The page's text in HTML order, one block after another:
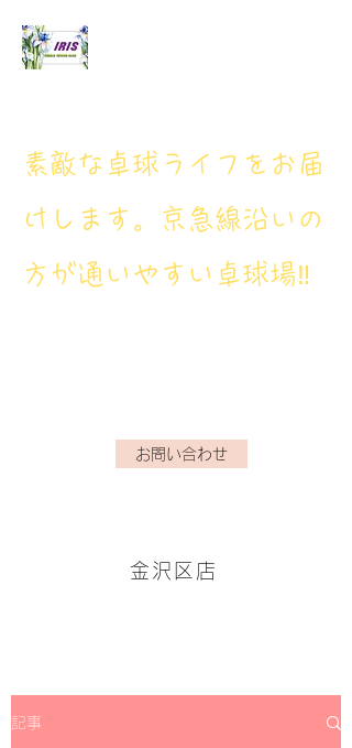
​素敵な卓球ライフをお届
けします。京急線沿いの
方が通いやすい卓球場‼
お問い合わせ
金沢区店
記事